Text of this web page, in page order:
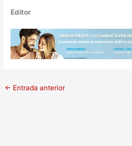
Editor
← Entrada anterior